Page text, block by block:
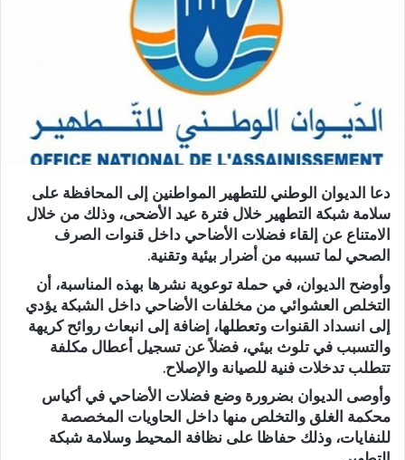
دعا الديوان الوطني للتطهير المواطنين إلى المحافظة على
سلامة شبكة التطهير خلال فترة عيد الأضحى، وذلك من خلال
الامتناع عن إلقاء فضلات الأضاحي داخل قنوات الصرف
الصحي لما تسببه من أضرار بيئية وتقنية.
وأوضح الديوان، في حملة توعوية نشرها بهذه المناسبة، أن
التخلص العشوائي من مخلفات الأضاحي داخل الشبكة يؤدي
إلى انسداد القنوات وتعطلها، إضافة إلى انبعاث روائح كريهة
والتسبب في تلوث بيئي، فضلاً عن تسجيل أعطال مكلفة
تتطلب تدخلات فنية للصيانة والإصلاح.
وأوصى الديوان بضرورة وضع فضلات الأضاحي في أكياس
محكمة الغلق والتخلص منها داخل الحاويات المخصصة
للنفايات، وذلك حفاظا على نظافة المحيط وسلامة شبكة